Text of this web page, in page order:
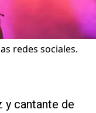
redes sociales.
y cantante de